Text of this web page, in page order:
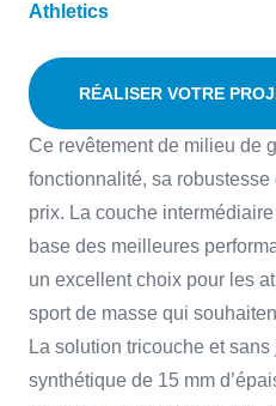
Athletics
RÉALISER VOTRE
Ce revêtement de milieu de
fonctionnalité, sa
prix. La couche
base des meilleures
un excellent choix pour les
sport de masse qui
La solution tricouche et
synthétique de 15 mm